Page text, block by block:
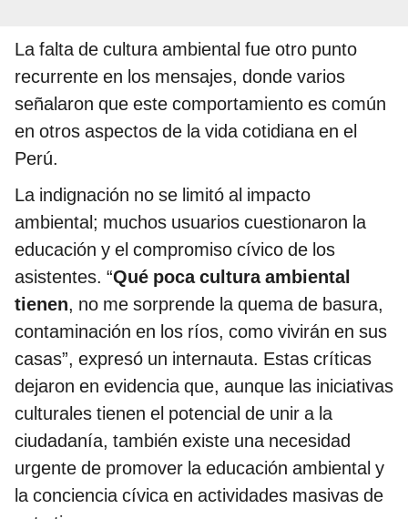
La falta de cultura ambiental fue otro punto
recurrente en los mensajes, donde varios
señalaron que este comportamiento es común
en otros aspectos de la vida cotidiana en el
Perú.
La indignación no se limitó al impacto
ambiental; muchos usuarios cuestionaron la
educación y el compromiso cívico de los
asistentes. “Qué poca cultura ambiental
tienen, no me sorprende la quema de basura,
contaminación en los ríos, como vivirán en sus
casas”, expresó un internauta. Estas críticas
dejaron en evidencia que, aunque las iniciativas
culturales tienen el potencial de unir a la
ciudadanía, también existe una necesidad
urgente de promover la educación ambiental y
la conciencia cívica en actividades masivas de